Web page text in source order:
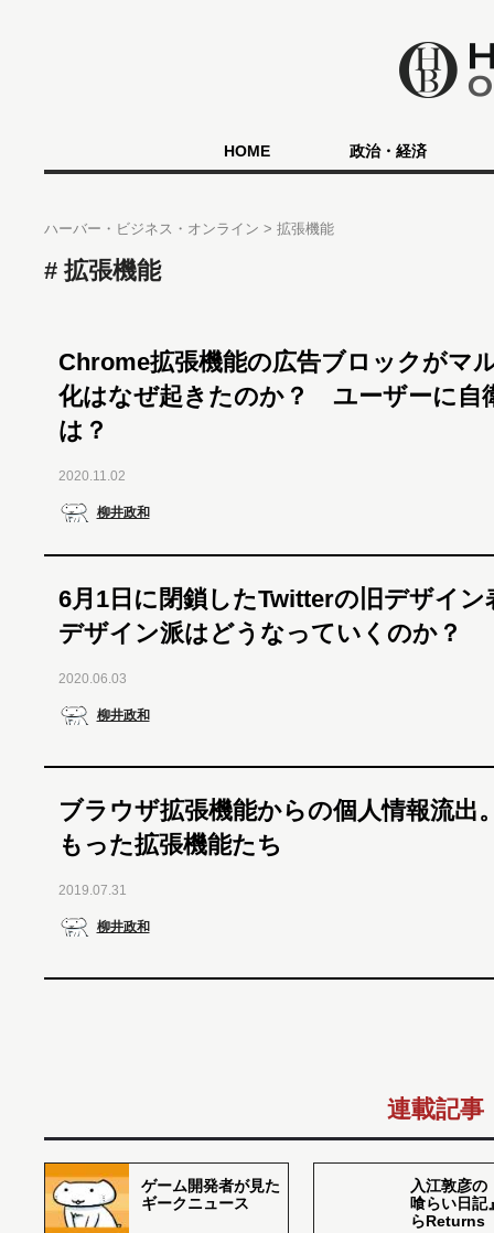
HOME 政治・経済
ハーバー・ビジネス・オンライン 拡張機能
拡張機能
Chrome拡張機能の広告ブロックがマ
化はなぜ起きたのか？ ユーザーに自
は？
2020.11.02
柳井政和
6月1日に閉鎖したTwitterの旧デザイン
デザイン派はどうなっていくのか？
2020.06.03
柳井政和
ブラウザ拡張機能からの個人情報流出
もった拡張機能たち
2019.07.31
柳井政和
連載記事
ゲーム開発者が見た
ギークニュース
入江敦彦の
喰らい日記
らReturns